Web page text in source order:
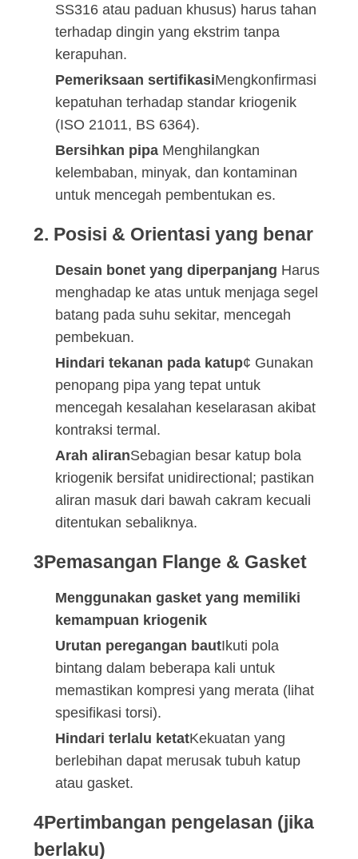
SS316 atau paduan khusus) harus tahan
terhadap dingin yang ekstrim tanpa
kerapuhan.
Pemeriksaan sertifikasiMengkonfirmasi
kepatuhan terhadap standar kriogenik
(ISO 21011, BS 6364).
Bersihkan pipa ⁠ Menghilangkan
kelembaban, minyak, dan kontaminan
untuk mencegah pembentukan es.
2. Posisi & Orientasi yang benar
Desain bonet yang diperpanjang ️ Harus
menghadap ke atas untuk menjaga segel
batang pada suhu sekitar, mencegah
pembekuan.
Hindari tekanan pada katup¢ Gunakan
penopang pipa yang tepat untuk
mencegah kesalahan keselarasan akibat
kontraksi termal.
Arah aliranSebagian besar katup bola
kriogenik bersifat unidirectional; pastikan
aliran masuk dari bawah cakram kecuali
ditentukan sebaliknya.
3Pemasangan Flange & Gasket
Menggunakan gasket yang memiliki
kemampuan kriogenik
Urutan peregangan bautIkuti pola
bintang dalam beberapa kali untuk
memastikan kompresi yang merata (lihat
spesifikasi torsi).
Hindari terlalu ketatKekuatan yang
berlebihan dapat merusak tubuh katup
atau gasket.
4Pertimbangan pengelasan (jika
berlaku)